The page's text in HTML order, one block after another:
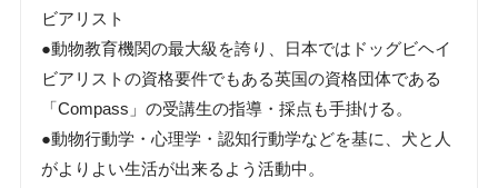
ビアリスト
●動物教育機関の最大級を誇り、日本ではドッグビヘイ
ビアリストの資格要件でもある英国の資格団体である
「Compass」の受講生の指導・採点も手掛ける。
●動物行動学・心理学・認知行動学などを基に、犬と人
がよりよい生活が出来るよう活動中。